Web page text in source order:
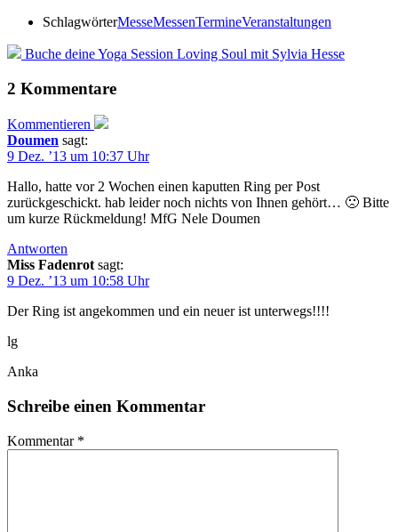
SchlagwörterMesseMessenTermineVeranstaltungen
Buche deine Yoga Session Loving Soul mit Sylvia Hesse
2 Kommentare
Kommentieren
Doumen sagt:
9 Dez. ’13 um 10:37 Uhr
Hallo, hatte vor 2 Wochen einen kaputten Ring per Post
zurückgeschickt. hab leider noch nichts von Ihnen gehört… 🙁 Bitte
um kurze Rückmeldung! MfG Nele Doumen
Antworten
Miss Fadenrot sagt:
9 Dez. ’13 um 10:58 Uhr
Der Ring ist angekommen und ein neuer ist unterwegs!!!!
lg
Anka
Schreibe einen Kommentar
Kommentar *